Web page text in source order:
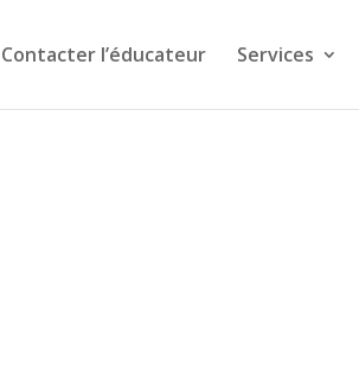
Contacter l’éducateur Services